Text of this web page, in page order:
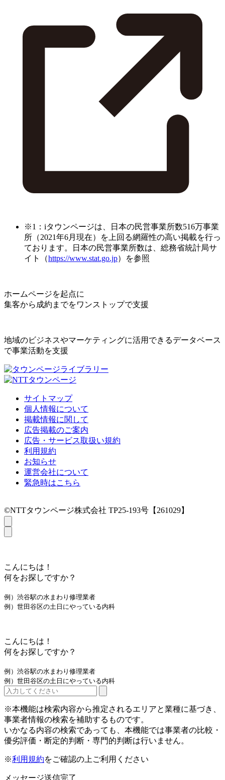
※1：iタウンページは、日本の民営事業所数516万事業
所（2021年6月現在）を上回る網羅性の高い掲載を行っ
ております。日本の民営事業所数は、総務省統計局サ
イト（https://www.stat.go.jp）を参照
ホームページを起点に
集客から成約までをワンストップで支援
地域のビジネスやマーケティングに活用できるデータベース
で事業活動を支援
サイトマップ
個人情報について
掲載情報に関して
広告掲載のご案内
広告・サービス取扱い規約
利用規約
お知らせ
運営会社について
緊急時はこちら
©NTTタウンページ株式会社 TP25-193号【261029】
こんにちは！
何をお探しですか？
例）渋谷駅の水まわり修理業者
例）世田谷区の土日にやっている内科
こんにちは！
何をお探しですか？
例）渋谷駅の水まわり修理業者
例）世田谷区の土日にやっている内科
※本機能は検索内容から推定されるエリアと業種に基づき、
事業者情報の検索を補助するものです。
いかなる内容の検索であっても、本機能では事業者の比較・
優劣評価・断定的判断・専門的判断は行いません。
※利用規約をご確認の上ご利用ください
メッセージ送信完了